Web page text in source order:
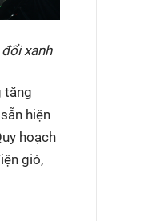
xanh
tăng
hiện
hoạch
gió,